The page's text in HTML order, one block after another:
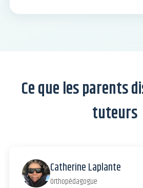
Ce que les parents
tuteurs
Catherine Laplante
Orthopédagogue